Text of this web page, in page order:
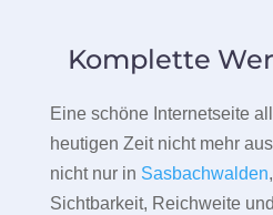
Komplette
Eine schöne Internetseite
heutigen Zeit nicht mehr
nicht nur in Sasbachwalden
Sichtbarkeit, Reichweite